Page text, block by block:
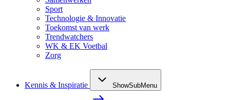
Sport
Technologie & Innovatie
Toekomst van werk
Trendwatchers
WK & EK Voetbal
Zorg
Kennis & Inspiratie ShowSubMenu